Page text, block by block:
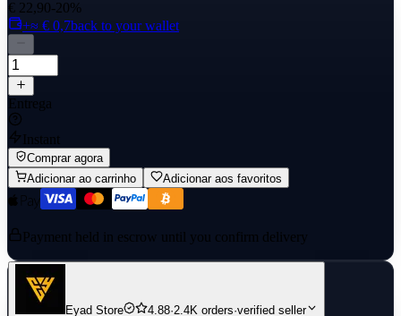
€ 22,90-20%
+≈ € 0,7back to your wallet
Entrega
Instant
Comprar agora
Adicionar ao carrinho
Adicionar aos favoritos
Payment held in escrow until you confirm delivery
Eyad Store 4.88·2.4K orders·verified seller